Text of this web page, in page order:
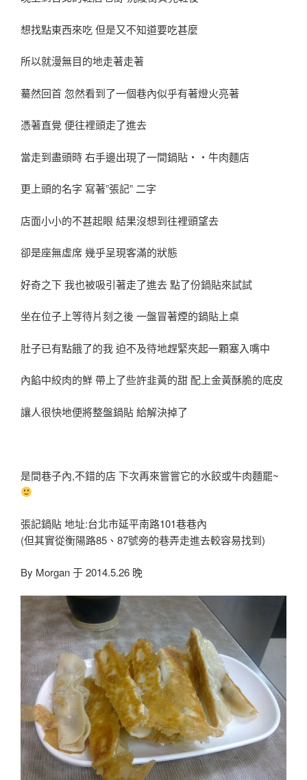
想找點東西來吃 但是又不知道要吃甚麼
所以就漫無目的地走著走著
驀然回首 忽然看到了一個巷內似乎有著燈火亮著
憑著直覺 便往裡頭走了進去
當走到盡頭時 右手邊出現了一間鍋貼‧‧牛肉麵店
更上頭的名字 寫著”張記” 二字
店面小小的不甚起眼 結果沒想到往裡頭望去
卻是座無虛席 幾乎呈現客滿的狀態
好奇之下 我也被吸引著走了進去 點了份鍋貼來試試
坐在位子上等待片刻之後 一盤冒著煙的鍋貼上桌
肚子已有點餓了的我 迫不及待地趕緊夾起一顆塞入嘴中
內餡中絞肉的鮮 帶上了些許韭黃的甜 配上金黃酥脆的底皮
讓人很快地便將整盤鍋貼 給解決掉了
是間巷子內,不錯的店 下次再來嘗嘗它的水餃或牛肉麵罷~
張記鍋貼 地址:台北市延平南路101巷巷內
(但其實從衡陽路85、87號旁的巷弄走進去較容易找到)
By Morgan 于 2014.5.26 晚